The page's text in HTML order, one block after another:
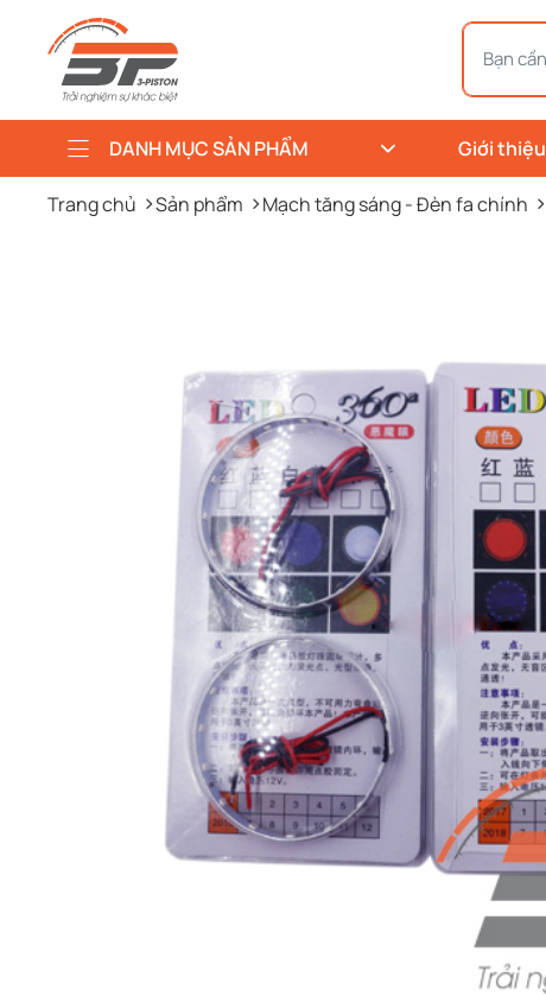
DANH MỤC SẢN PHẨM Giới thiệu
Trang chủ Sản phẩm Mạch tăng sáng - Đèn fa chính